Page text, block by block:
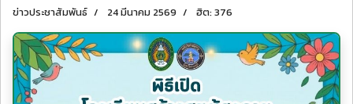
ข่าวประชาสัมพันธ์ 24 มีนาคม 2569 ฮิต: 376